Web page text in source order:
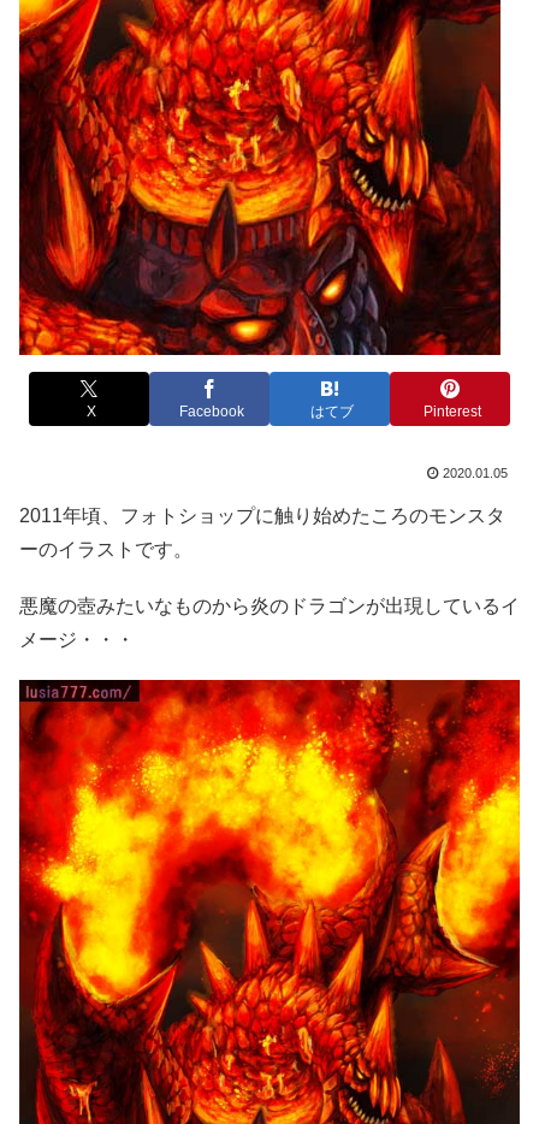
X Facebook はてブ Pinterest
2020.01.05
2011年頃、フォトショップに触り始めたころのモンスタ
ーのイラストです。
悪魔の壺みたいなものから炎のドラゴンが出現しているイ
メージ・・・